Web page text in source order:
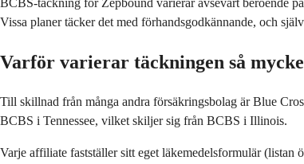
BCBS-täckning för Zepbound varierar avsevärt beroende
Vissa planer täcker det med förhandsgodkännande, och
Varför varierar täckningen så
Till skillnad från många andra försäkringsbolag är Blue
BCBS i Tennessee, vilket skiljer sig från BCBS i Illinois.
Varje affiliate fastställer sitt eget läkemedelsformulär (listan